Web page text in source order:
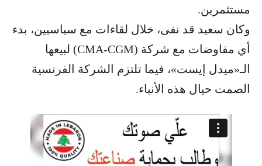
مستثمرين.
وكان سعيد قد نفى، خلال لقاءات مع سياسيين، بدء
أي مفاوضات مع شركة (CMA-CGM) لبيعها
الـ«ميدل إيست»، فيما تلتزم الشركة الفرنسية
الصمت حيال هذه الأنباء.